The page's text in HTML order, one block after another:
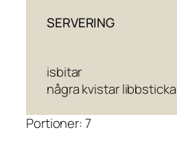
SERVERING
isbitar
några kvistar libbsticka
Portioner: 7